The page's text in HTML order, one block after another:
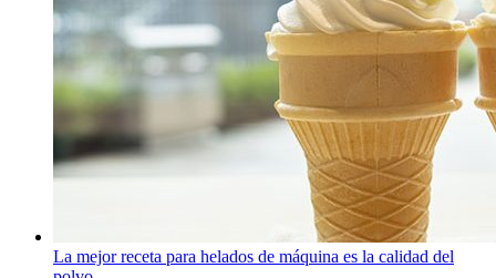
La mejor receta para helados de máquina es la calidad del